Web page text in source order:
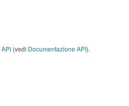
API (vedi Documentazione API).